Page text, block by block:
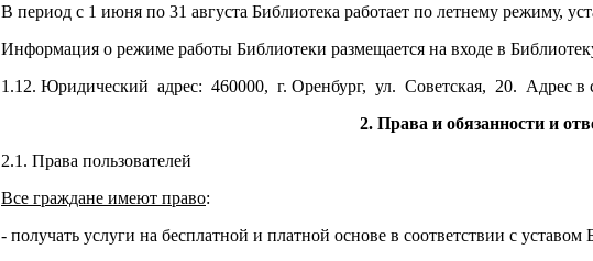
В период с 1 июня по 31 августа Библиотека работает по летнему режиму,
Информация о режиме работы Библиотеки размещается на входе в
1.12. Юридический адрес: 460000, г. Оренбург, ул. Советская, 20. Адрес в
2. Права и обязанности и
2.1. Права пользователей
Все граждане имеют право:
- получать услуги на бесплатной и платной основе в соответствии с